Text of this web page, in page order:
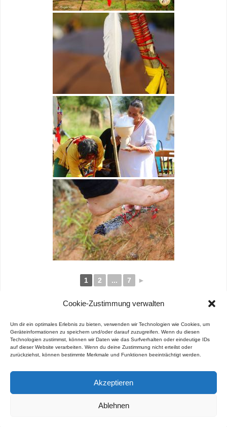
Cookie-Zustimmung verwalten
Um dir ein optimales Erlebnis zu bieten, verwenden wir Technologien wie Cookies, um
Geräteinformationen zu speichern und/oder darauf zuzugreifen. Wenn du diesen
Technologien zustimmst, können wir Daten wie das Surfverhalten oder eindeutige IDs
auf dieser Website verarbeiten. Wenn du deine Zustimmung nicht erteilst oder
zurückziehst, können bestimmte Merkmale und Funktionen beeinträchtigt werden.
Akzeptieren
Ablehnen
1 2 ... 7 ►
«Photostream Photos Kiva 2021 – Parte II